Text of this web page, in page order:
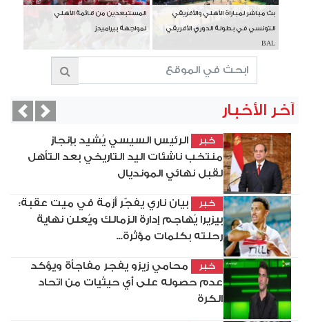
بث مباشر لمباراة الأهلي والأفريقي
التونسي في بطولة الدوري الأفريقي
BAL
المستبعدين من قائمة الأهلي
لمواجهة بيراميدز
آخر الأخبار
خبر
الرئيس السيسي يُشيد بإنجاز
منتخب ناشئات اليد التاريخي بعد التأهل
لقبل نهائي المونديال
خبر
بيان ناري يفجّر أزمة في ميت عقبة:
بيزيرا يُهاجم إدارة الزمالك ويُعلن نهاية
رحلته بكلمات مؤثرة...
خبر
محامي زيزو يفجر مفاجأة ويؤكد
عدم حصوله على أي حيثيات من اتحاد
الكرة
Next